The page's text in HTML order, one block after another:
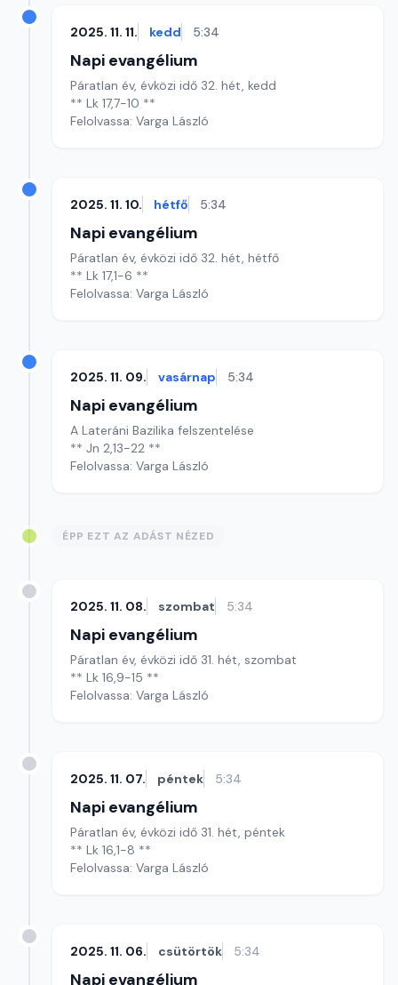
2025. 11. 11. kedd 5:34
Napi evangélium
Páratlan év, évközi idő 32. hét, kedd
** Lk 17,7-10 **
Felolvassa: Varga László
2025. 11. 10. hétfő 5:34
Napi evangélium
Páratlan év, évközi idő 32. hét, hétfő
** Lk 17,1-6 **
Felolvassa: Varga László
2025. 11. 09. vasárnap 5:34
Napi evangélium
A Lateráni Bazilika felszentelése
** Jn 2,13-22 **
Felolvassa: Varga László
ÉPP EZT AZ ADÁST NÉZED
2025. 11. 08. szombat 5:34
Napi evangélium
Páratlan év, évközi idő 31. hét, szombat
** Lk 16,9-15 **
Felolvassa: Varga László
2025. 11. 07. péntek 5:34
Napi evangélium
Páratlan év, évközi idő 31. hét, péntek
** Lk 16,1-8 **
Felolvassa: Varga László
2025. 11. 06. csütörtök 5:34
Napi evangélium